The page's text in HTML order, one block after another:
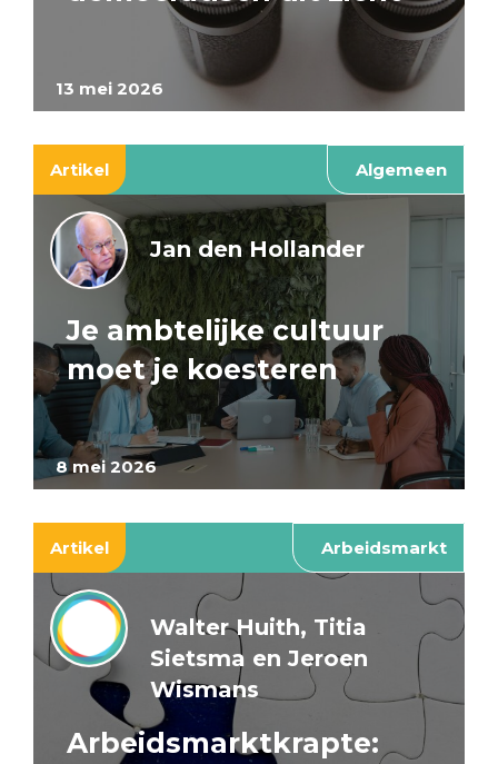
13 mei 2026
Artikel Algemeen
8 mei 2026
Jan den Hollander
Je ambtelijke cultuur
moet je koesteren
Artikel Arbeidsmarkt
Walter Huith, Titia
Sietsma en Jeroen
Wismans
Arbeidsmarktkrapte: